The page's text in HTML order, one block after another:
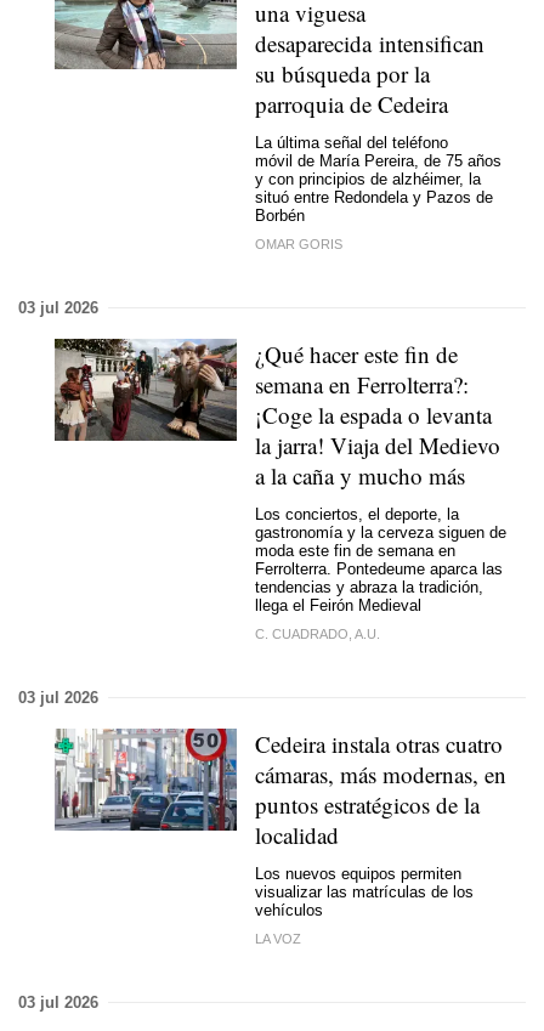
una viguesa
desaparecida intensifican
su búsqueda por la
parroquia de Cedeira
La última señal del teléfono
móvil de María Pereira, de 75 años
y con principios de alzhéimer, la
situó entre Redondela y Pazos de
Borbén
OMAR GORIS
03 jul 2026
¿Qué hacer este fin de
semana en Ferrolterra?:
¡Coge la espada o levanta
la jarra! Viaja del Medievo
a la caña y mucho más
Los conciertos, el deporte, la
gastronomía y la cerveza siguen de
moda este fin de semana en
Ferrolterra. Pontedeume aparca las
tendencias y abraza la tradición,
llega el Feirón Medieval
C. CUADRADO, A.U.
03 jul 2026
Cedeira instala otras cuatro
cámaras, más modernas, en
puntos estratégicos de la
localidad
Los nuevos equipos permiten
visualizar las matrículas de los
vehículos
LA VOZ
03 jul 2026